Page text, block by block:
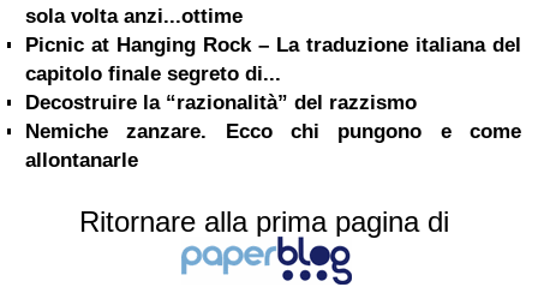
sola volta anzi...ottime
Picnic at Hanging Rock – La traduzione italiana del
capitolo finale segreto di...
Decostruire la “razionalità” del razzismo
Nemiche zanzare. Ecco chi pungono e come
allontanarle
Ritornare alla prima pagina di